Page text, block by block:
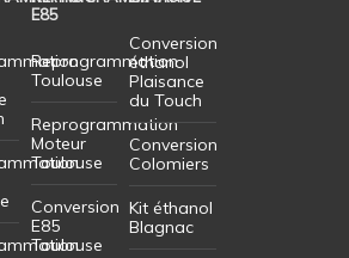
E85
Reprogrammation
Toulouse
Reprogrammation
Moteur
Toulouse
Conversion
E85
Toulouse
Conversion
éthanol
Plaisance
du Touch
Conversion
Colomiers
Kit éthanol
Blagnac